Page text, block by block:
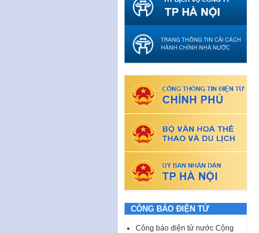
CÔNG BÁO ĐIỆN TỬ
Công báo điện tử nước Cộng